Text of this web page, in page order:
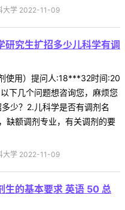
大学 2022-11-09
研究生扩招多少儿科学有调
使用）提问人:18***32时间:20
下几个问题想咨询您，麻烦您
少？2.儿科学是否有调剂名
缺额调剂专业，有关调剂的要
大学 2022-11-09
生的基本要求 英语 50 总